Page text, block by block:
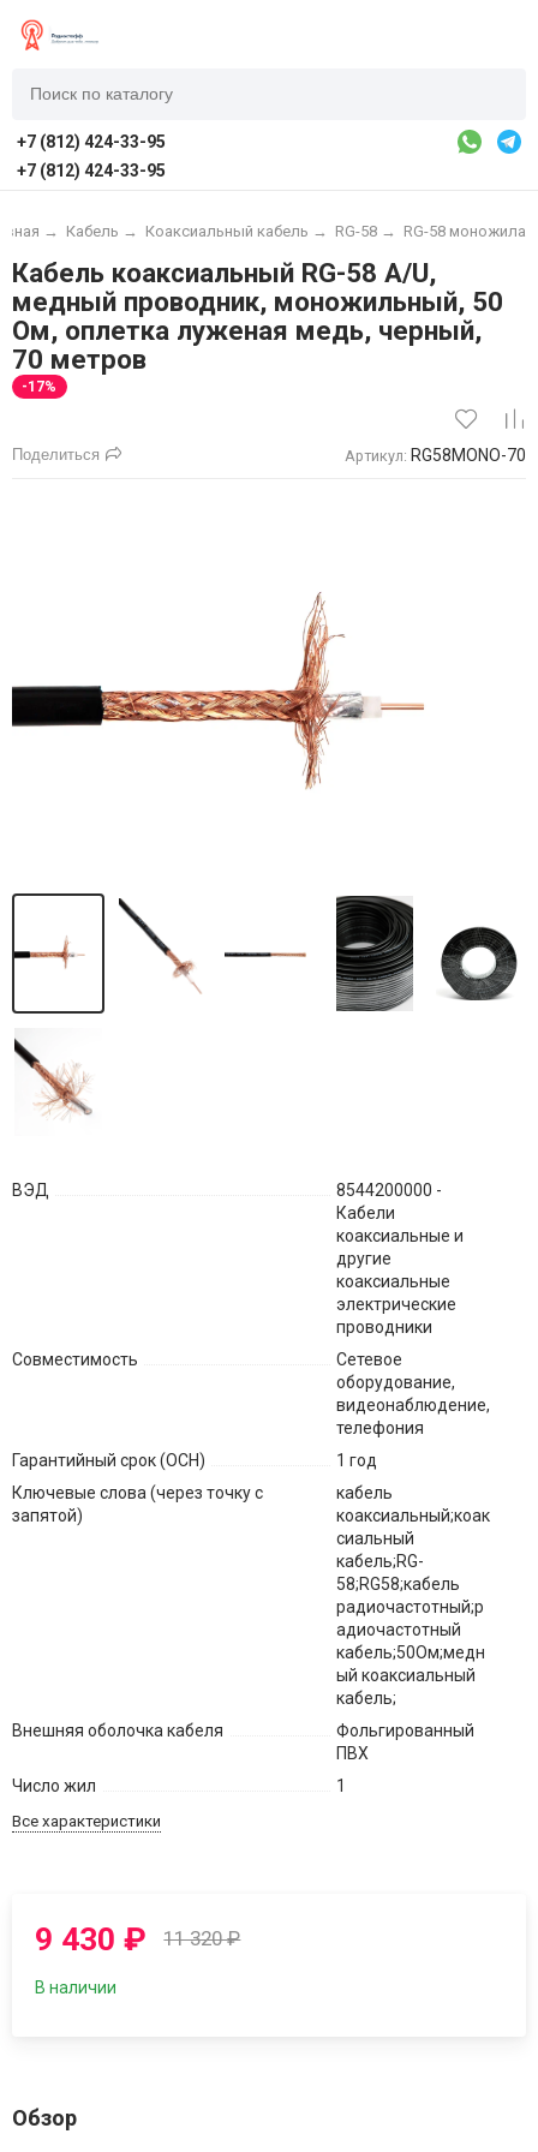
+7 (812) 424-33-95
+7 (812) 424-33-95
→ Кабель → Коаксиальный кабель → RG-58 → RG-58 моножила
Кабель коаксиальный RG-58 A/U,
медный проводник, моножильный, 50
Ом, оплетка луженая медь, черный,
70 метров
-17%
Поделиться Артикул: RG58MONO-70
ВЭД
8544200000 -
Кабели
коаксиальные и
другие
коаксиальные
электрические
проводники
Совместимость
Сетевое
оборудование,
видеонаблюдение,
телефония
Гарантийный срок (ОСН)
1 год
Ключевые слова (через точку с
запятой)
кабель
коаксиальный;коак
сиальный
кабель;RG-
58;RG58;кабель
радиочастотный;р
адиочастотный
кабель;50Ом;медн
ый коаксиальный
кабель;
Внешняя оболочка кабеля
Фольгированный
ПВХ
Число жил
1
Все характеристики
9 430₽ 11 320₽
В наличии
Обзор